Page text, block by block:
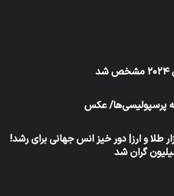
پرسپولیسی‌ها/ عکس
طلا و ارز| دور خیز انس جهانی برای رشد!